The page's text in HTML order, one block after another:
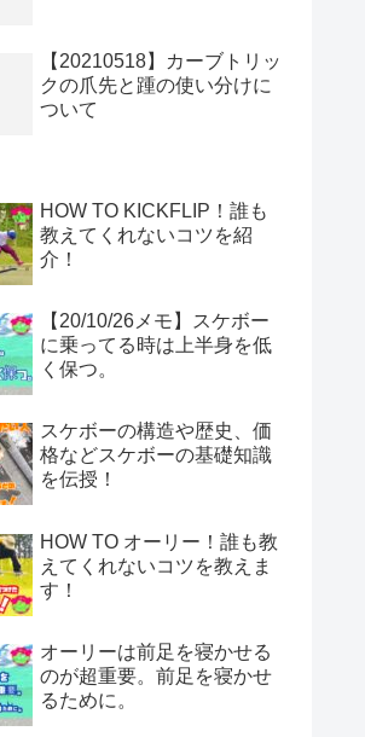
【20210518】カーブトリッ
クの爪先と踵の使い分けに
ついて
HOW TO KICKFLIP！誰も
教えてくれないコツを紹
介！
【20/10/26メモ】スケボー
に乗ってる時は上半身を低
く保つ。
スケボーの構造や歴史、価
格などスケボーの基礎知識
を伝授！
HOW TO オーリー！誰も教
えてくれないコツを教えま
す！
オーリーは前足を寝かせる
のが超重要。前足を寝かせ
るために。